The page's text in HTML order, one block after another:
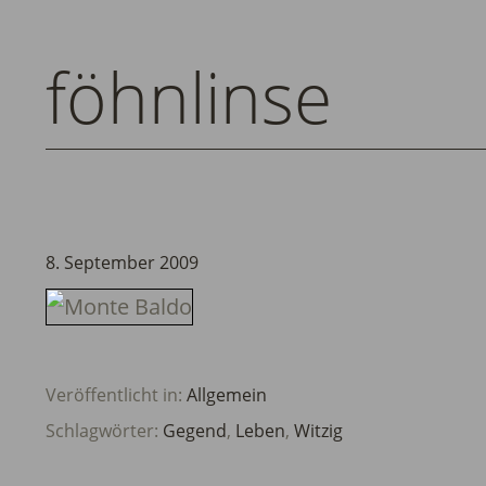
föhnlinse
8. September 2009
Veröffentlicht in: Allgemein
Schlagwörter: Gegend, Leben, Witzig